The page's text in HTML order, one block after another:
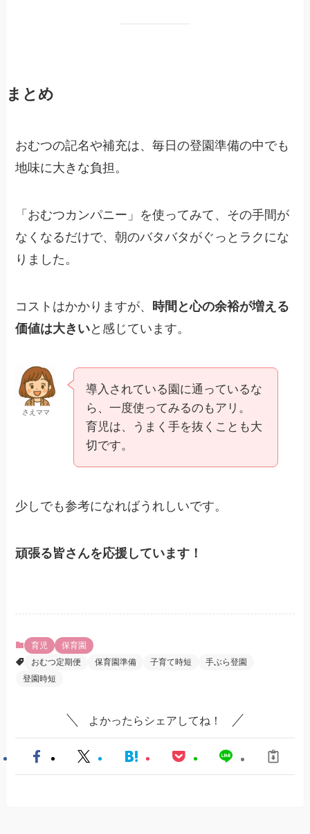
まとめ
おむつの記名や補充は、毎日の登園準備の中でも
地味に大きな負担。
「おむつカンパニー」を使ってみて、その手間が
なくなるだけで、朝のバタバタがぐっとラクにな
りました。
コストはかかりますが、 時間と心の余裕が増える
価値は大きいと感じています。
さえママ
導入されている園に通っているな
ら、一度使ってみるのもアリ。
育児は、うまく手を抜くことも大
切です。
少しでも参考になればうれしいです。
頑張る皆さんを応援しています！
育児
保育園
おむつ定期便
保育園準備 子育て時短
手ぶら登園
登園時短
よかったらシェアしてね！